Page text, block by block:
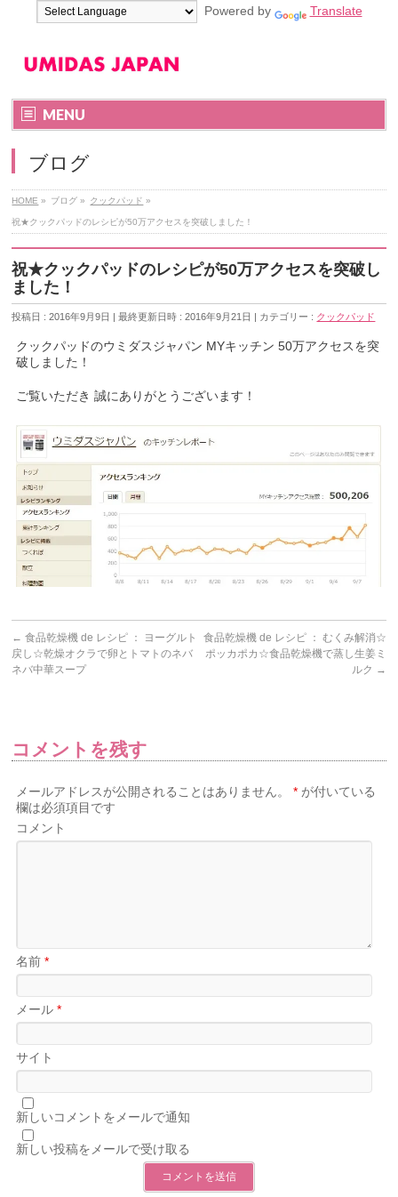
Powered by Translate
MENU
ブログ
HOME » ブログ » クックパッド »
祝★クックパッドのレシピが50万アクセスを突破しました！
祝★クックパッドのレシピが50万アクセスを突破し
ました！
投稿日 : 2016年9月9日 最終更新日時 : 2016年9月21日 カテゴリー : クックパッド
クックパッドのウミダスジャパン MYキッチン 50万アクセスを突
破しました！
ご覧いただき 誠にありがとうございます！
← 食品乾燥機 de レシピ ： ヨーグルト
戻し☆乾燥オクラで卵とトマトのネバ
ネバ中華スープ
食品乾燥機 de レシピ ： むくみ解消☆
ポッカポカ☆食品乾燥機で蒸し生姜ミ
ルク →
コメントを残す
メールアドレスが公開されることはありません。 * が付いている
欄は必須項目です
コメント
名前*
メール*
サイト
新しいコメントをメールで通知
新しい投稿をメールで受け取る